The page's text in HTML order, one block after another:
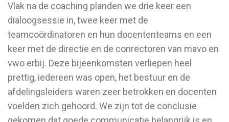
Vlak na de coaching planden we drie keer een
dialoogsessie in, twee keer met de
teamcoördinatoren en hun docententeams en een
keer met de directie en de conrectoren van mavo en
vwo erbij. Deze bijeenkomsten verliepen heel
prettig, iedereen was open, het bestuur en de
afdelingsleiders waren zeer betrokken en docenten
voelden zich gehoord. We zijn tot de conclusie